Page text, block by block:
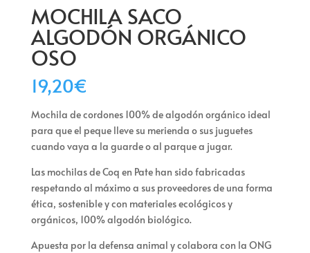
MOCHILA SACO
ALGODÓN ORGÁNICO
OSO
19,20€
Mochila de cordones 100% de algodón orgánico ideal
para que el peque lleve su merienda o sus juguetes
cuando vaya a la guarde o al parque a jugar.
Las mochilas de Coq en Pate han sido fabricadas
respetando al máximo a sus proveedores de una forma
ética, sostenible y con materiales ecológicos y
orgánicos, 100% algodón biológico.
Apuesta por la defensa animal y colabora con la ONG